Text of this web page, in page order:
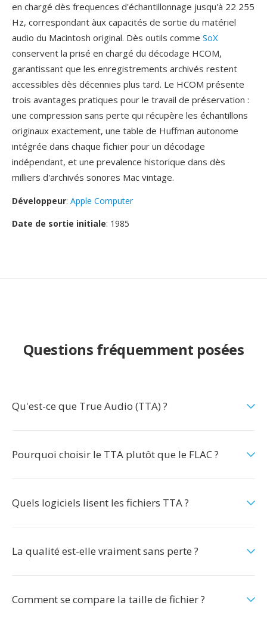
en chargé dès frequences d'échantillonnage jusqu'à 22 255
Hz, correspondant àux capacités de sortie du matériel
audio du Macintosh original. Dès outils comme SoX
conservent la prisé en chargé du décodage HCOM,
garantissant que les enregistrements archivés restent
accessibles dès décennies plus tard. Le HCOM présente
trois avantages pratiques pour le travail de préservation :
une compression sans perte qui récupère les échantillons
originaux exactement, une table de Huffman autonome
intégrée dans chaque fichier pour un décodage
indépendant, et une prevalence historique dans dès
milliers d'archivés sonores Mac vintage.
Développeur: Apple Computer
Date de sortie initiale: 1985
Questions fréquemment posées
Qu'est-ce que True Audio (TTA) ?
Pourquoi choisir le TTA plutôt que le FLAC ?
Quels logiciels lisent les fichiers TTA ?
La qualité est-elle vraiment sans perte ?
Comment se compare la taille de fichier ?